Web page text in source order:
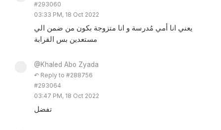
#293060
03:33 PM, 18 Oct 2022
يعني انا أمي مُدرسة و انا متزوجة بكون من ضمن الي
مستعدين بس القرابة
@Khaled Abo Zyada
↶ Reply to #288756
#293064
03:47 PM, 18 Oct 2022
تفضل